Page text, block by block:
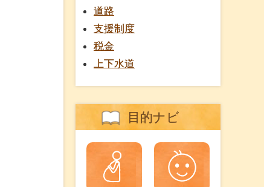
道路
支援制度
税金
上下水道
目的ナビ